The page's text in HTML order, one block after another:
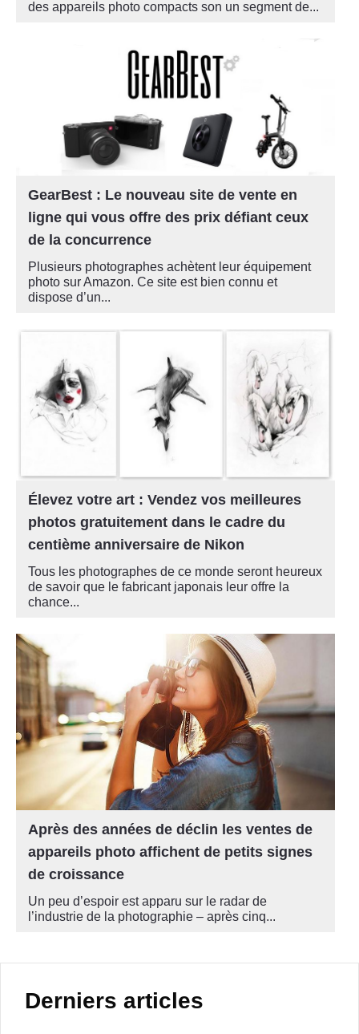
des appareils photo compacts son un segment de...
GearBest : Le nouveau site de vente en
ligne qui vous offre des prix défiant ceux
de la concurrence
Plusieurs photographes achètent leur équipement
photo sur Amazon. Ce site est bien connu et
dispose d’un...
Élevez votre art : Vendez vos meilleures
photos gratuitement dans le cadre du
centième anniversaire de Nikon
Tous les photographes de ce monde seront heureux
de savoir que le fabricant japonais leur offre la
chance...
Après des années de déclin les ventes de
appareils photo affichent de petits signes
de croissance
Un peu d’espoir est apparu sur le radar de
l’industrie de la photographie – après cinq...
Derniers articles